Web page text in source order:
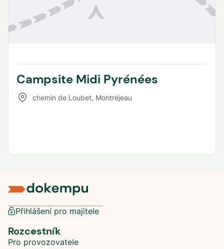
Campsite Midi Pyrénées
chemin de Loubet, Montréjeau
Přihlášení pro majitele
Rozcestník
Pro provozovatele